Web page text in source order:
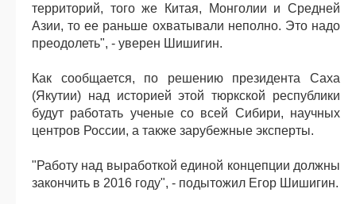
территорий, того же Китая, Монголии и Средней
Азии, то ее раньше охватывали неполно. Это надо
преодолеть", - уверен Шишигин.
Как сообщается, по решению президента Саха
(Якутии) над историей этой тюркской республики
будут работать ученые со всей Сибири, научных
центров России, а также зарубежные эксперты.
"Работу над выработкой единой концепции должны
закончить в 2016 году", - подытожил Егор Шишигин.